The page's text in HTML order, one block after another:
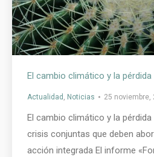
Actualidad , Noticias 25 noviembre,
El cambio climático y la
crisis conjuntas que deben
acción integrada El informe